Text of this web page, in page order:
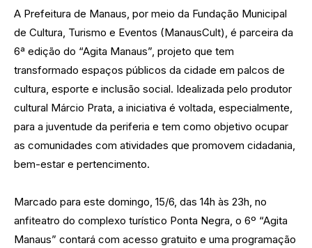
A Prefeitura de Manaus, por meio da Fundação Municipal
de Cultura, Turismo e Eventos (ManausCult), é parceira da
6ª edição do “Agita Manaus”, projeto que tem
transformado espaços públicos da cidade em palcos de
cultura, esporte e inclusão social. Idealizada pelo produtor
cultural Márcio Prata, a iniciativa é voltada, especialmente,
para a juventude da periferia e tem como objetivo ocupar
as comunidades com atividades que promovem cidadania,
bem-estar e pertencimento.
Marcado para este domingo, 15/6, das 14h às 23h, no
anfiteatro do complexo turístico Ponta Negra, o 6º “Agita
Manaus” contará com acesso gratuito e uma programação